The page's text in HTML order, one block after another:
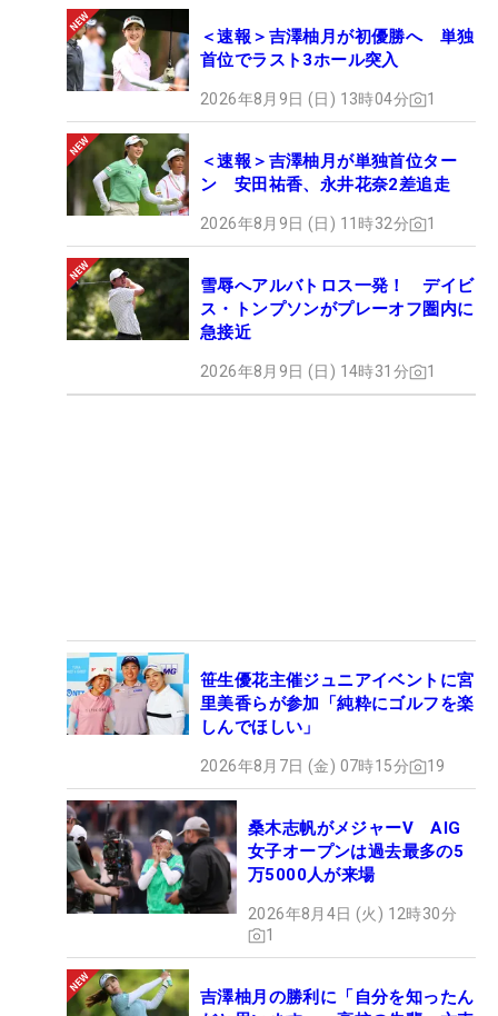
＜速報＞吉澤柚月が初優勝へ 単独
首位でラスト3ホール突入
2026年8月9日 (日) 13時04分 1
＜速報＞吉澤柚月が単独首位ター
ン 安田祐香、永井花奈2差追走
2026年8月9日 (日) 11時32分 1
雪辱へアルバトロス一発！ デイビ
ス・トンプソンがプレーオフ圏内に
急接近
2026年8月9日 (日) 14時31分 1
笹生優花主催ジュニアイベントに宮
里美香らが参加「純粋にゴルフを楽
しんでほしい」
2026年8月7日 (金) 07時15分 19
桑木志帆がメジャーV AIG
女子オープンは過去最多の5
万5000人が来場
2026年8月4日 (火) 12時30分
1
吉澤柚月の勝利に「自分を知ったん